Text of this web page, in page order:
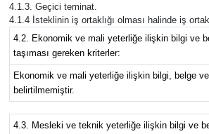
4.1.3. Geçici teminat.
4.1.4 İsteklinin iş ortaklığı olması halinde iş
4.2. Ekonomik ve mali yeterliğe ilişkin bilgi ve
taşıması gereken kriterler:
Ekonomik ve mali yeterliğe ilişkin bilgi, belge
belirtilmemiştir.
4.3. Mesleki ve teknik yeterliğe ilişkin bilgi ve